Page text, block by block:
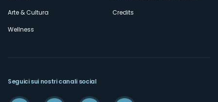
Arte & Cultura
Wellness
Credits
Seguici sui nostri canali social